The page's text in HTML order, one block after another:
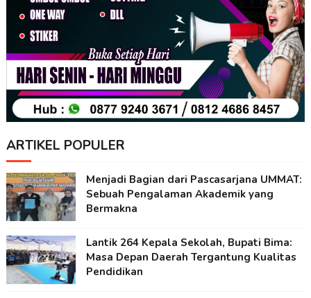
ARTIKEL POPULER
Menjadi Bagian dari Pascasarjana UMMAT:
Sebuah Pengalaman Akademik yang
Bermakna
Lantik 264 Kepala Sekolah, Bupati Bima:
Masa Depan Daerah Tergantung Kualitas
Pendidikan